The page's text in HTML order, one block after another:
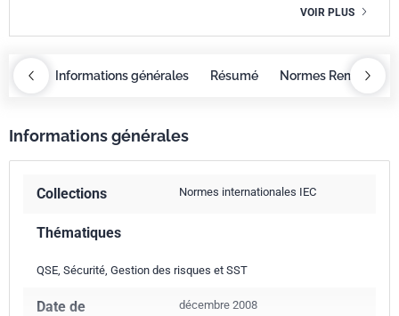
VOIR PLUS
Informations générales Résumé Normes
Informations générales
Collections Normes internationales IEC
Thématiques
QSE, Sécurité, Gestion des risques et SST
Date de
décembre 2008